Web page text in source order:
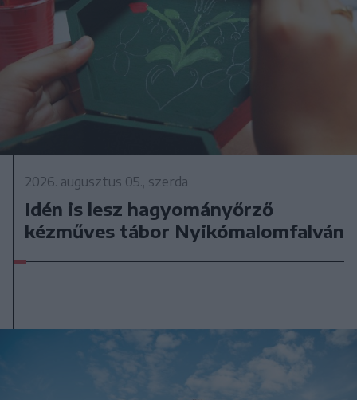
2026. augusztus 05., szerda
Idén is lesz hagyományőrző
kézműves tábor Nyikómalomfalván